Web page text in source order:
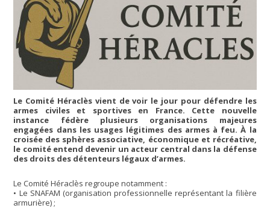
Le Comité Héraclès vient de voir le jour pour défendre les
armes civiles et sportives en France. Cette nouvelle
instance fédère plusieurs organisations majeures
engagées dans les usages légitimes des armes à feu. À la
croisée des sphères associative, économique et récréative,
le comité entend devenir un acteur central dans la défense
des droits des détenteurs légaux d’armes.
Le Comité Héraclès regroupe notamment :
• Le SNAFAM (organisation professionnelle représentant la filière
armurière) ;